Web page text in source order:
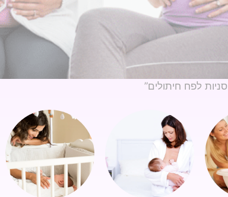
לפח חיתולים”